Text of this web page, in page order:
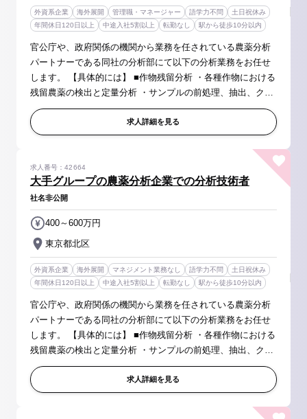
外資系企業 海外展開 管理職・マネージャー 語学力不問
土日祝休み
年間休日120日以上
中途入社5割以上 転勤なし 駅から徒歩10分以内
官公庁や、政府関係の機関から業務を任されている農薬分析
パートナーである同社の分析部にて以下の分析業務をお任せ
します。 【具体的には】 ■作物残留分析 ・各種作物における
残留農薬の検出と定量分析 ・サンプルの前処理、抽出、クリ
ーンアップ、分析結果の評価、および報告書の作成 ■農薬原
体の組成分析 ・...
求人詳細を見る
大手グループの農薬分析企業での分析技術者
求人番号：42664
社名非公開
東京都北区
400～600万円
外資系企業 海外展開 マネジメント業務なし 語学力不問
土日祝休み
年間休日120日以上
中途入社5割以上 転勤なし 駅から徒歩10分以内
官公庁や、政府関係の機関から業務を任されている農薬分析
パートナーである同社の分析部にて以下の分析業務をお任せ
します。 【具体的には】 ■作物残留分析 ・各種作物における
残留農薬の検出と定量分析 ・サンプルの前処理、抽出、クリ
ーンアップ、分析結果の評価、および報告書の作成 ■農薬原
体の組成分析 ・...
求人詳細を見る